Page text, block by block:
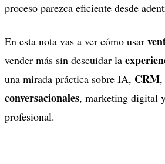
proceso parezca eficiente desde
En esta nota vas a ver cómo usar
vender más sin descuidar la
una mirada práctica sobre IA, CRM,
conversacionales, marketing digital
profesional.